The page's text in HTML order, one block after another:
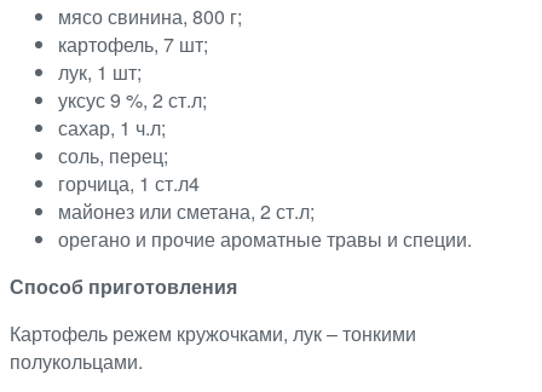
мясо свинина, 800 г;
картофель, 7 шт;
лук, 1 шт;
уксус 9 %, 2 ст.л;
сахар, 1 ч.л;
соль, перец;
горчица, 1 ст.л4
майонез или сметана, 2 ст.л;
орегано и прочие ароматные травы и специи.
Способ приготовления
Картофель режем кружочками, лук – тонкими
полукольцами.